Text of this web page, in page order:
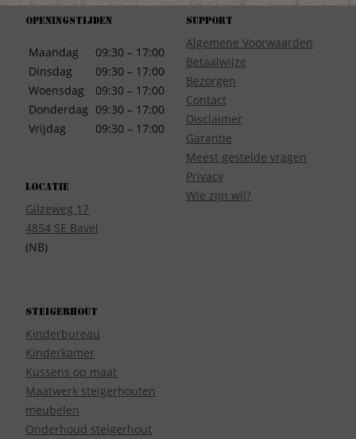
Openingstijden
Maandag
Dinsdag
Woensdag
Donderdag
Vrijdag
09:30 – 17:00
09:30 – 17:00
09:30 – 17:00
09:30 – 17:00
09:30 – 17:00
Locatie
Gilzeweg 17
4854 SE Bavel
(NB)
Support
Algemene Voorwaarden
Betaalwijze
Bezorgen
Contact
Disclaimer
Garantie
Meest gestelde vragen
Privacy
Wie zijn wij?
Steigerhout
Kinderbureau
Kinderkamer
Kussens op maat
Maatwerk steigerhouten
meubelen
Onderhoud steigerhout